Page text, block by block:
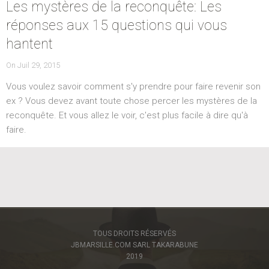
Les mystères de la reconquête: Les
réponses aux 15 questions qui vous
hantent
On
POSTED
Juil 29, 2015
Vous voulez savoir comment s'y prendre pour faire revenir son
ex ? Vous devez avant toute chose percer les mystères de la
reconquête. Et vous allez le voir, c'est plus facile à dire qu'à
faire.
TOUS DROITS RÉSERVÉS
JBMARSILLE.COM SARL TAKARABUNE
2019